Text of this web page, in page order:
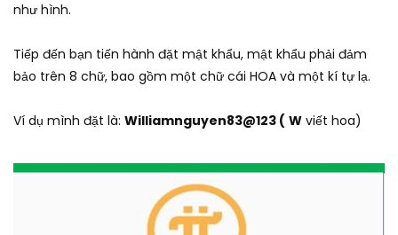
như hình.
Tiếp đến bạn tiến hành đặt mật khẩu, mật khẩu phải đảm
bảo trên 8 chữ, bao gồm một chữ cái HOA và một kí tự lạ.
Ví dụ mình đặt là: Williamnguyen83@123 ( W viết hoa)